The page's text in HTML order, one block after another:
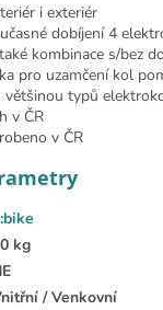
i exteriér
dobíjení 4
kombinace s/bez
pro uzamčení kol
většinou typů
v ČR
v ČR
kg
/ Venkovní